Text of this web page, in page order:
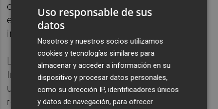
operativas, presentaciones de producto y
espacios de relación empresarial e
institucional.
La Consejería de Empresa, a través del
Instituto de Fomento (Info), participará con
un stand para dar visibilidad al ecosistema
regional de tecnologías duales y a la nueva
Uso responsable de sus
datos
Nosotros y nuestros socios utilizamos
cookies y tecnologías similares para
almacenar y acceder a información en su
dispositivo y procesar datos personales,
como su dirección IP, identificadores únicos
y datos de navegación, para ofrecer